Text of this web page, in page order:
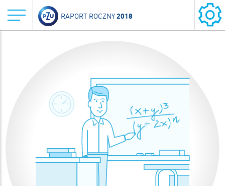
RAPORT ROCZNY2018